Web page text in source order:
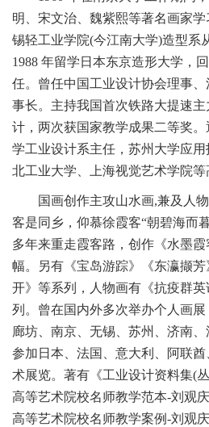
明、宋文治、魏紫熙等著名画家
锡轻工业学院(今江南大学)造型系
1988 年留学日本东京造形大学，
任。曾任中国工业设计协会理事
事长。主持我国首次铁路大提速
计，两次获国家教学成果二等奖
学工业设计系主任，苏州大学应
北工业大学、上海视觉艺术学院等
国画创作主攻山水画,兼及人
客是同乡，仰慕徐霞客“朝碧海而
多年来重走霞客路，创作《水墨
幅。另有《宝岛游踪》《东瀛撷
开》等系列，人物画有《抗疫群
列。曾在国内外多次举办个人画展
廊坊、南京、无锡、苏州、济南、
参加日本、法国、意大利、阿联
术展览。著有《工业设计资料集(
高等艺术院校名师教学范本-刘观
高等艺术院校名师教学案例-刘观